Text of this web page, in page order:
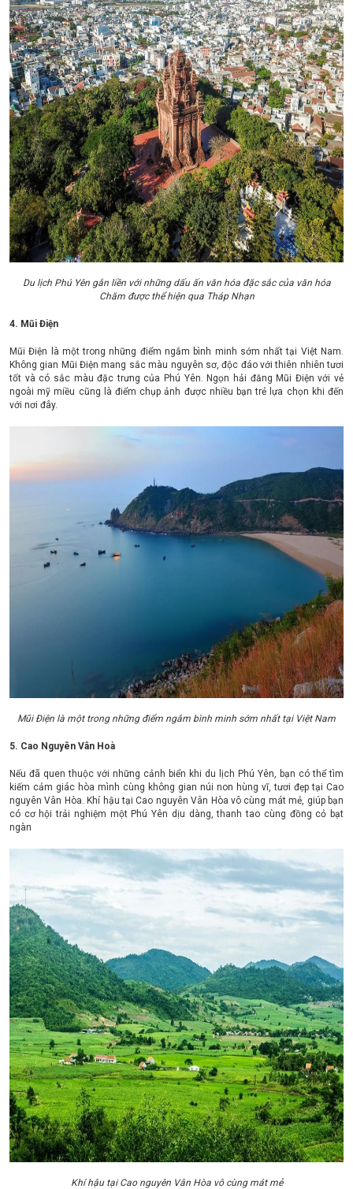
Du lịch Phú Yên gắn liền với những dấu ấn văn hóa đặc sắc của văn hóa
Chăm được thể hiện qua Tháp Nhạn
4. Mũi Điện
Mũi Điện là một trong những điểm ngắm bình minh sớm nhất tại Việt Nam.
Không gian Mũi Điện mang sắc màu nguyên sơ, độc đáo với thiên nhiên tươi
tốt và có sắc màu đặc trưng của Phú Yên. Ngọn hải đăng Mũi Điện với vẻ
ngoài mỹ miều cũng là điểm chụp ảnh được nhiều bạn trẻ lựa chọn khi đến
với nơi đây.
Mũi Điện là một trong những điểm ngắm bình minh sớm nhất tại Việt Nam
5. Cao Nguyên Vân Hoà
Nếu đã quen thuộc với những cảnh biển khi du lịch Phú Yên, bạn có thể tìm
kiếm cảm giác hòa mình cùng không gian núi non hùng vĩ, tươi đẹp tại Cao
nguyên Vân Hòa. Khí hậu tại Cao nguyên Vân Hòa vô cùng mát mẻ, giúp bạn
có cơ hội trải nghiệm một Phú Yên dịu dàng, thanh tao cùng đồng cỏ bạt
ngàn
Khí hậu tại Cao nguyên Vân Hòa vô cùng mát mẻ